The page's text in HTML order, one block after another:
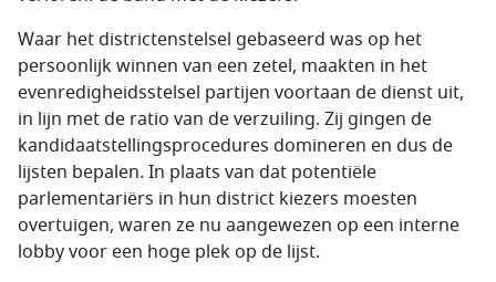
Waar het districtenstelsel gebaseerd was op het
persoonlijk winnen van een zetel, maakten in het
evenredigheidsstelsel partijen voortaan de dienst uit,
in lijn met de ratio van de verzuiling. Zij gingen de
kandidaatstellingsprocedures domineren en dus de
lijsten bepalen. In plaats van dat potentiële
parlementariërs in hun district kiezers moesten
overtuigen, waren ze nu aangewezen op een interne
lobby voor een hoge plek op de lijst.